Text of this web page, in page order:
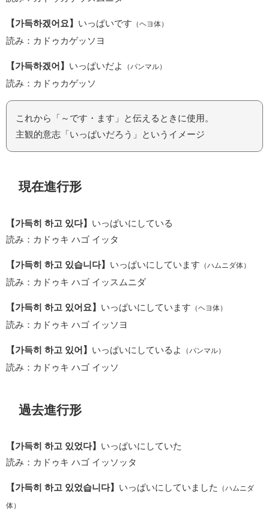
【가득하겠어요】 いっぱいです （ヘヨ体）
読み：カドゥカゲッソヨ
【가득하겠어】 いっぱいだよ （パンマル）
読み：カドゥカゲッソ
これから「～です・ます」と伝えるときに使用。
主観的意志「いっぱいだろう」というイメージ
現在進行形
【가득히 하고 있다】 いっぱいにしている
読み：カドゥキ ハゴ イッタ
【가득히 하고 있습니다】 いっぱいにしています （ハムニダ体）
読み：カドゥキ ハゴ イッスムニダ
【가득히 하고 있어요】 いっぱいにしています （ヘヨ体）
読み：カドゥキ ハゴ イッソヨ
【가득히 하고 있어】 いっぱいにしているよ （パンマル）
読み：カドゥキ ハゴ イッソ
過去進行形
【가득히 하고 있었다】 いっぱいにしていた
読み：カドゥキ ハゴ イッソッタ
【가득히 하고 있었습니다】 いっぱいにしていました （ハムニダ
体）